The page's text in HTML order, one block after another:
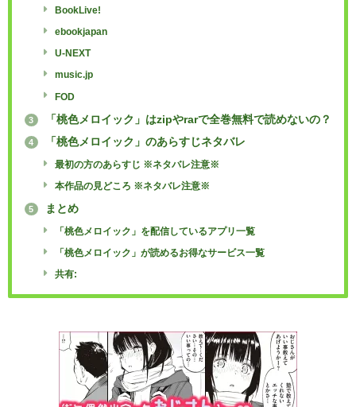
BookLive!
ebookjapan
U-NEXT
music.jp
FOD
3 「桃色メロイック」はzipやrarで全巻無料で読めないの？
4 「桃色メロイック」のあらすじネタバレ
最初の方のあらすじ ※ネタバレ注意※
本作品の見どころ ※ネタバレ注意※
5 まとめ
「桃色メロイック」を配信しているアプリ一覧
「桃色メロイック」が読めるお得なサービス一覧
共有: